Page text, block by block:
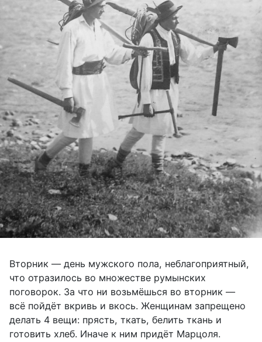
Вторник — день мужского пола, неблагоприятный,
что отразилось во множестве румынских
поговорок. За что ни возьмёшься во вторник —
всё пойдёт вкривь и вкось. Женщинам запрещено
делать 4 вещи: прясть, ткать, белить ткань и
готовить хлеб. Иначе к ним придёт Марцоля.